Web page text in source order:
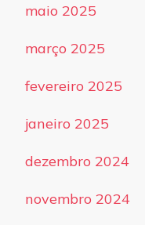
maio 2025
março 2025
fevereiro 2025
janeiro 2025
dezembro 2024
novembro 2024